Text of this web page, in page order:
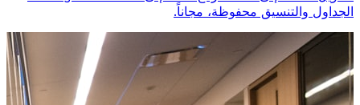
الجداول والتنسيق محفوظة، مجاناً.